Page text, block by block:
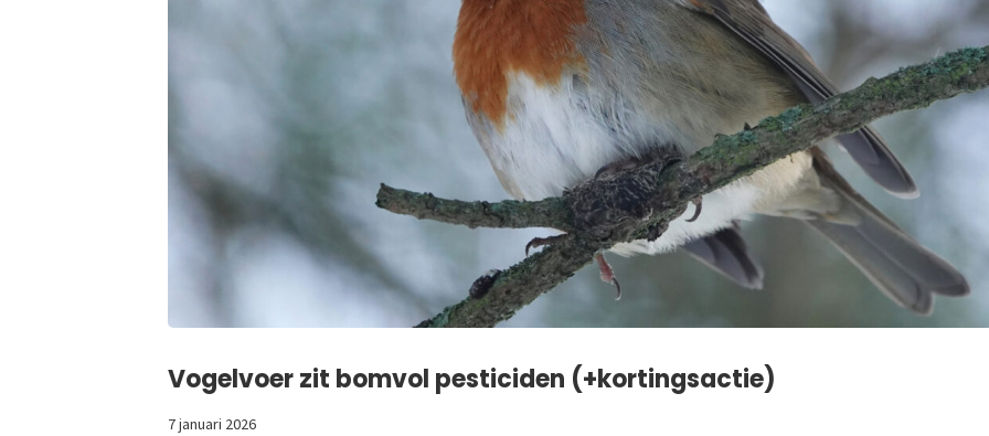
Vogelvoer zit bomvol pesticiden (+kortingsactie)
7 januari 2026